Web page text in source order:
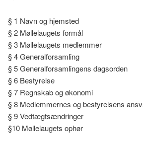
§ 1 Navn og hjemsted
§ 2 Møllelaugets formål
§ 3 Møllelaugets medlemmer
§ 4 Generalforsamling
§ 5 Generalforsamlingens dagsorden
§ 6 Bestyrelse
§ 7 Regnskab og økonomi
§ 8 Medlemmernes og bestyrelsens
§ 9 Vedtægtsændringer
§10 Møllelaugets ophør